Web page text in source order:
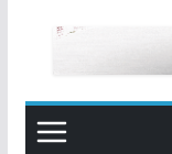
content